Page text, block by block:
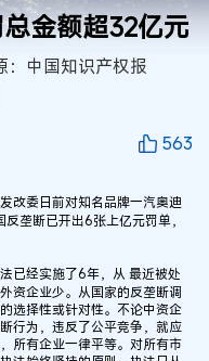
金额超32亿元
：中国知识产权报
563
委日前对知名品牌一汽奥迪
垄断已开出6张上亿元罚单，
经实施了6年，从 最近被处
资企业少。从国家的反垄断调
选择性或针对性。不论中资企
行为，违反了公平竞争，就应
所有企业一律平等。对所有市